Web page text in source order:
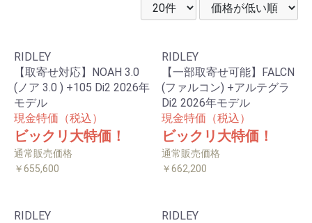
RIDLEY
【取寄せ対応】NOAH 3.0
(ノア 3.0 ) +105 Di2 2026年
モデル
現金特価（税込）
ビックリ大特価！
通常販売価格
￥655,600
RIDLEY
【一部取寄せ可能】FALCN
(ファルコン) +アルテグラ
Di2 2026年モデル
現金特価（税込）
ビックリ大特価！
通常販売価格
￥662,200
RIDLEY
RIDLEY